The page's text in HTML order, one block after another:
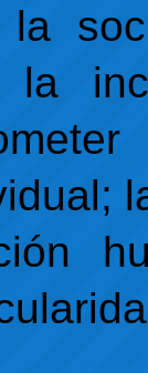
la